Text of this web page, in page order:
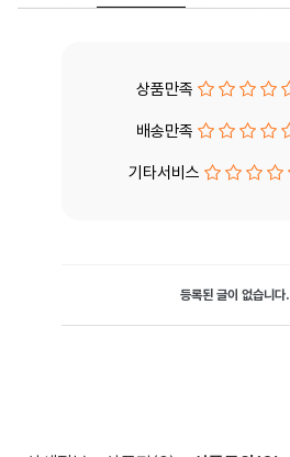
상품만족
배송만족
기타서비스
등록된 글이 없습니다.